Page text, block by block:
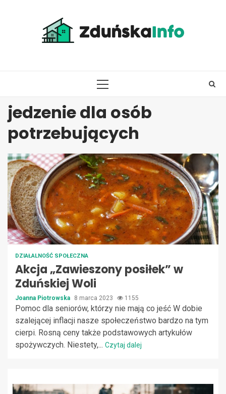
PRIMARY
jedzenie dla osób
potrzebujących
DZIAŁALNOŚĆ SPOŁECZNA
Akcja „Zawieszony posiłek” w
Zduńskiej Woli
Joanna Piotrowska 8 marca 2023 1155
Pomoc dla seniorów, którzy nie mają co jeść W dobie
szalejącej inflacji nasze społeczeństwo bardzo na tym
cierpi. Rosną ceny także podstawowych artykułów
spożywczych. Niestety,... Czytaj dalej